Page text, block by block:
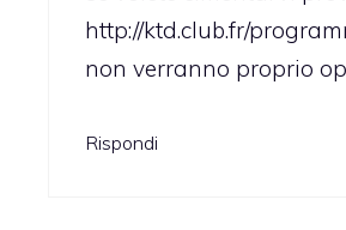
http://ktd.club.fr/
non verranno proprio
Rispondi